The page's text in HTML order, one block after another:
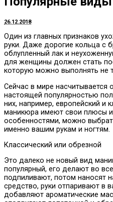
26.12.2018
Один из главных признаков
руки. Даже дорогие кольца с
облупленный лак и
для женщины должен стать
которую можно выполнять не
Сейчас в мире
настоящей популярностью
них, например, европейский и
маникюра имеют свои плюсы
особенностями, можно
именно вашим рукам и ногтям.
Классический или обрезной
Это далеко не новый вид
популярный, его делают во
подпиливают, потом наносят
средство, руки отпаривают в
добавляют ароматические